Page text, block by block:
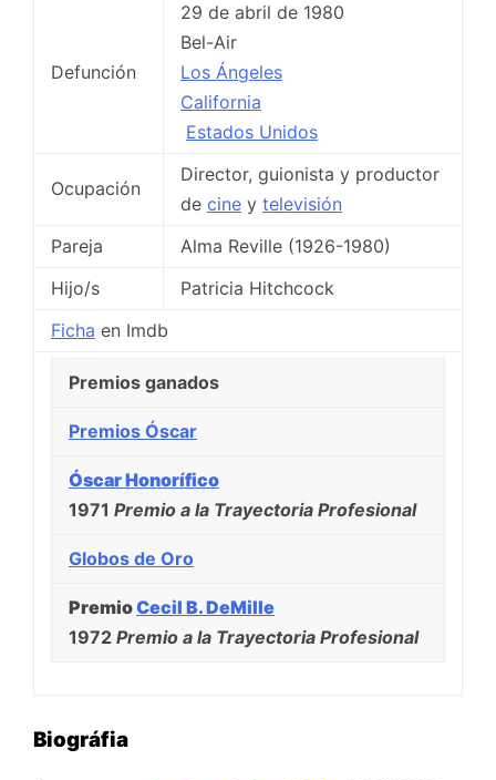
Defunción
29 de abril de 1980
Bel-Air
Los Ángeles
California
Estados Unidos
Ocupación
Director, guionista y productor
de cine y televisión
Pareja
Alma Reville (1926-1980)
Hijo/s
Patricia Hitchcock
Ficha en Imdb
Premios ganados
Premios Óscar
Óscar Honorífico
1971 Premio a la Trayectoria Profesional
Globos de Oro
PremioCecil B. DeMille
1972 Premio a la Trayectoria Profesional
Biográfia